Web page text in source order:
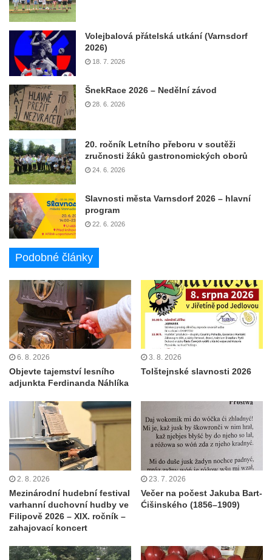
Volejbalová přátelská utkání (Varnsdorf
2026)
18. 7. 2026
ŠnekRace 2026 – Nedělní závod
28. 6. 2026
20. ročník Letního přeboru v soutěži
zručnosti žáků gastronomických oborů
24. 6. 2026
Slavnosti města Varnsdorf 2026 – hlavní
program
22. 6. 2026
Podobné články
6. 8. 2026
Objevte tajemství lesního
adjunkta Ferdinanda Náhlíka
3. 8. 2026
Tolštejnské slavnosti 2026
2. 8. 2026
Mezinárodní hudební festival
varhanní duchovní hudby ve
Filipově 2026 – XIX. ročník –
zahajovací koncert
23. 7. 2026
Večer na počest Jakuba Bart-
Ćišinského (1856–1909)